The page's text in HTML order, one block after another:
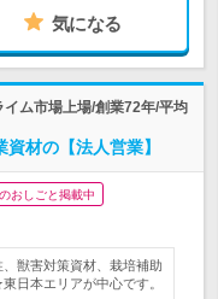
気になる
ム市場上場/創業72年/平均
材の【法人営業】
おしごと掲載中
獣害対策資材、栽培補助
日本エリアが中心です。